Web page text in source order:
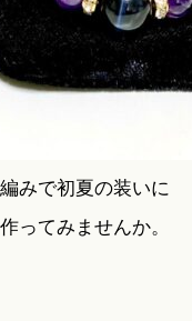
みで初夏の装いに
ってみませんか。